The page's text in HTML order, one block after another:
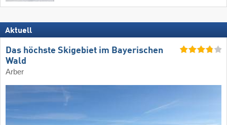
Aktuell
Das höchste Skigebiet im Bayerischen
Wald
Arber